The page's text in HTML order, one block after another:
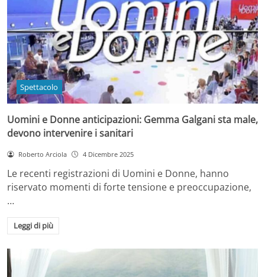
Spettacolo
Uomini e Donne anticipazioni: Gemma Galgani sta male,
devono intervenire i sanitari
Roberto Arciola 4 Dicembre 2025
Le recenti registrazioni di Uomini e Donne, hanno
riservato momenti di forte tensione e preoccupazione,
…
Leggi di più